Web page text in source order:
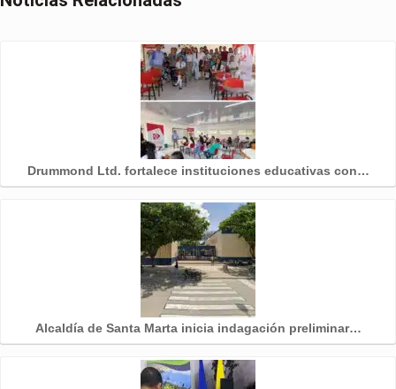
Drummond Ltd. fortalece instituciones educativas con…
Alcaldía de Santa Marta inicia indagación preliminar…